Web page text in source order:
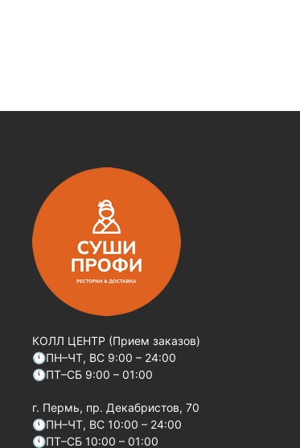
КОЛЛ ЦЕНТР (Прием заказов)
🕚ПН–ЧТ, ВС 9:00 – 24:00
🕚ПТ–СБ 9:00 – 01:00
г. Пермь, пр. Декабристов, 70
🕚ПН–ЧТ, ВС 10:00 – 24:00
🕚ПТ–СБ 10:00 – 01:00